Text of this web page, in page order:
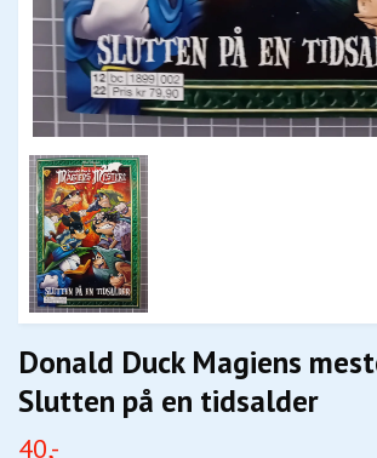
Donald Duck Magiens
Slutten på en tidsalder
40,-